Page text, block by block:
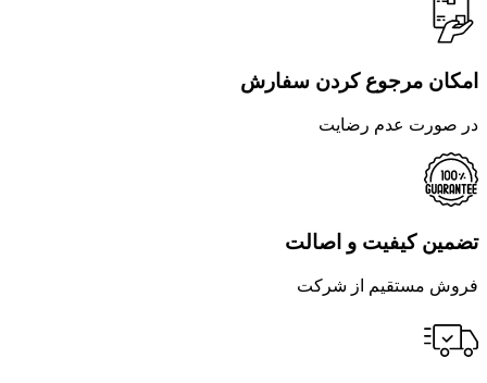
امکان مرجوع کردن سفارش
در صورت عدم رضایت
تضمین کیفیت و اصالت
فروش مستقیم از شرکت